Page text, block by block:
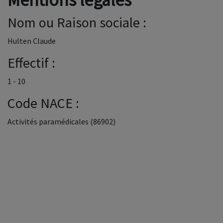
Nom ou Raison sociale :
Hulten Claude
Effectif :
1 - 10
Code NACE :
Activités paramédicales (86902)